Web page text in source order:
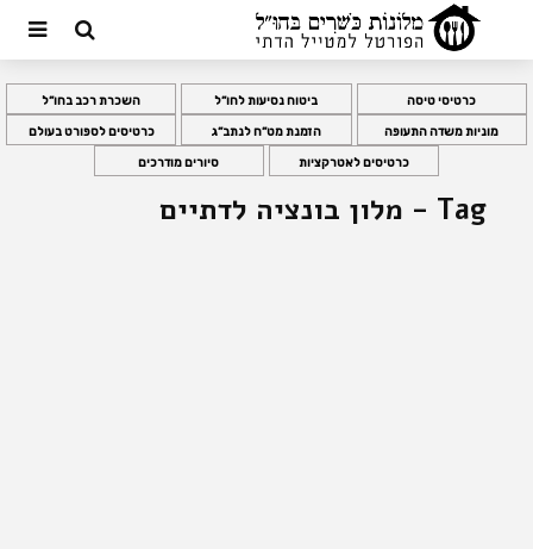
כרטיסי טיסה ביטוח נסיעות לחו”ל השכרת רכב בחו”ל
מוניות משדה התעופה הזמנת מט”ח לנתב”ג כרטיסים לספורט בעולם
כרטיסים לאטרקציות סיורים מודרכים
Tag - מלון בונציה לדתיים